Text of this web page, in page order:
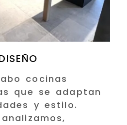
cocinas
que se adaptan
y estilo.